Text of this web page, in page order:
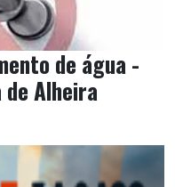
de água -
de Alheira